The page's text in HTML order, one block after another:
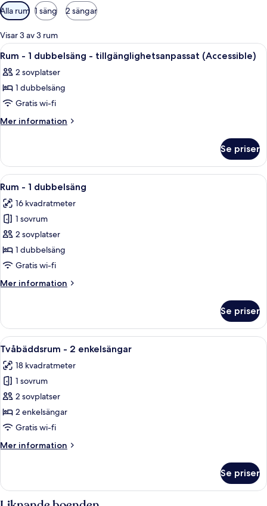
Tillgängliga
filter
för
rum
Alla rum 1 säng 2 sängar
Visar 3 av 3 rum
Öppna
alla
foton
för
Rum
-
-
tillgänglighetsanpassat
(Accessible)
Skrivbord, strykjärn/strykbräda,
12
Rum - 1 dubbelsäng - tillgänglighetsanpassat (Accessible)
2 sovplatser
1 dubbelsäng
Gratis wi-fi
Mer information
Mer
-
dubbelsäng
tillgänglighetsanpassat
(Accessible)
Se priser
Öppna
alla
foton
för
Rum
-
1
Ett modernt hotellrum med en stor
12
Rum - 1 dubbelsäng
16 kvadratmeter
1 sovrum
2 sovplatser
1 dubbelsäng
Gratis wi-fi
Mer information
Mer
-
dubbelsäng
Se priser
Öppna
alla
foton
för
Tvåbäddsrum
-
2
Tvåbäddsrum - 2 enkelsängar |
10
Tvåbäddsrum - 2 enkelsängar
18 kvadratmeter
1 sovrum
2 sovplatser
2 enkelsängar
Gratis wi-fi
Mer information
Mer
-
2
Se priser